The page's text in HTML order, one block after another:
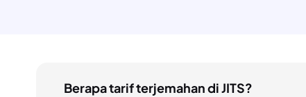
Berapa tarif terjemahan di JITS?